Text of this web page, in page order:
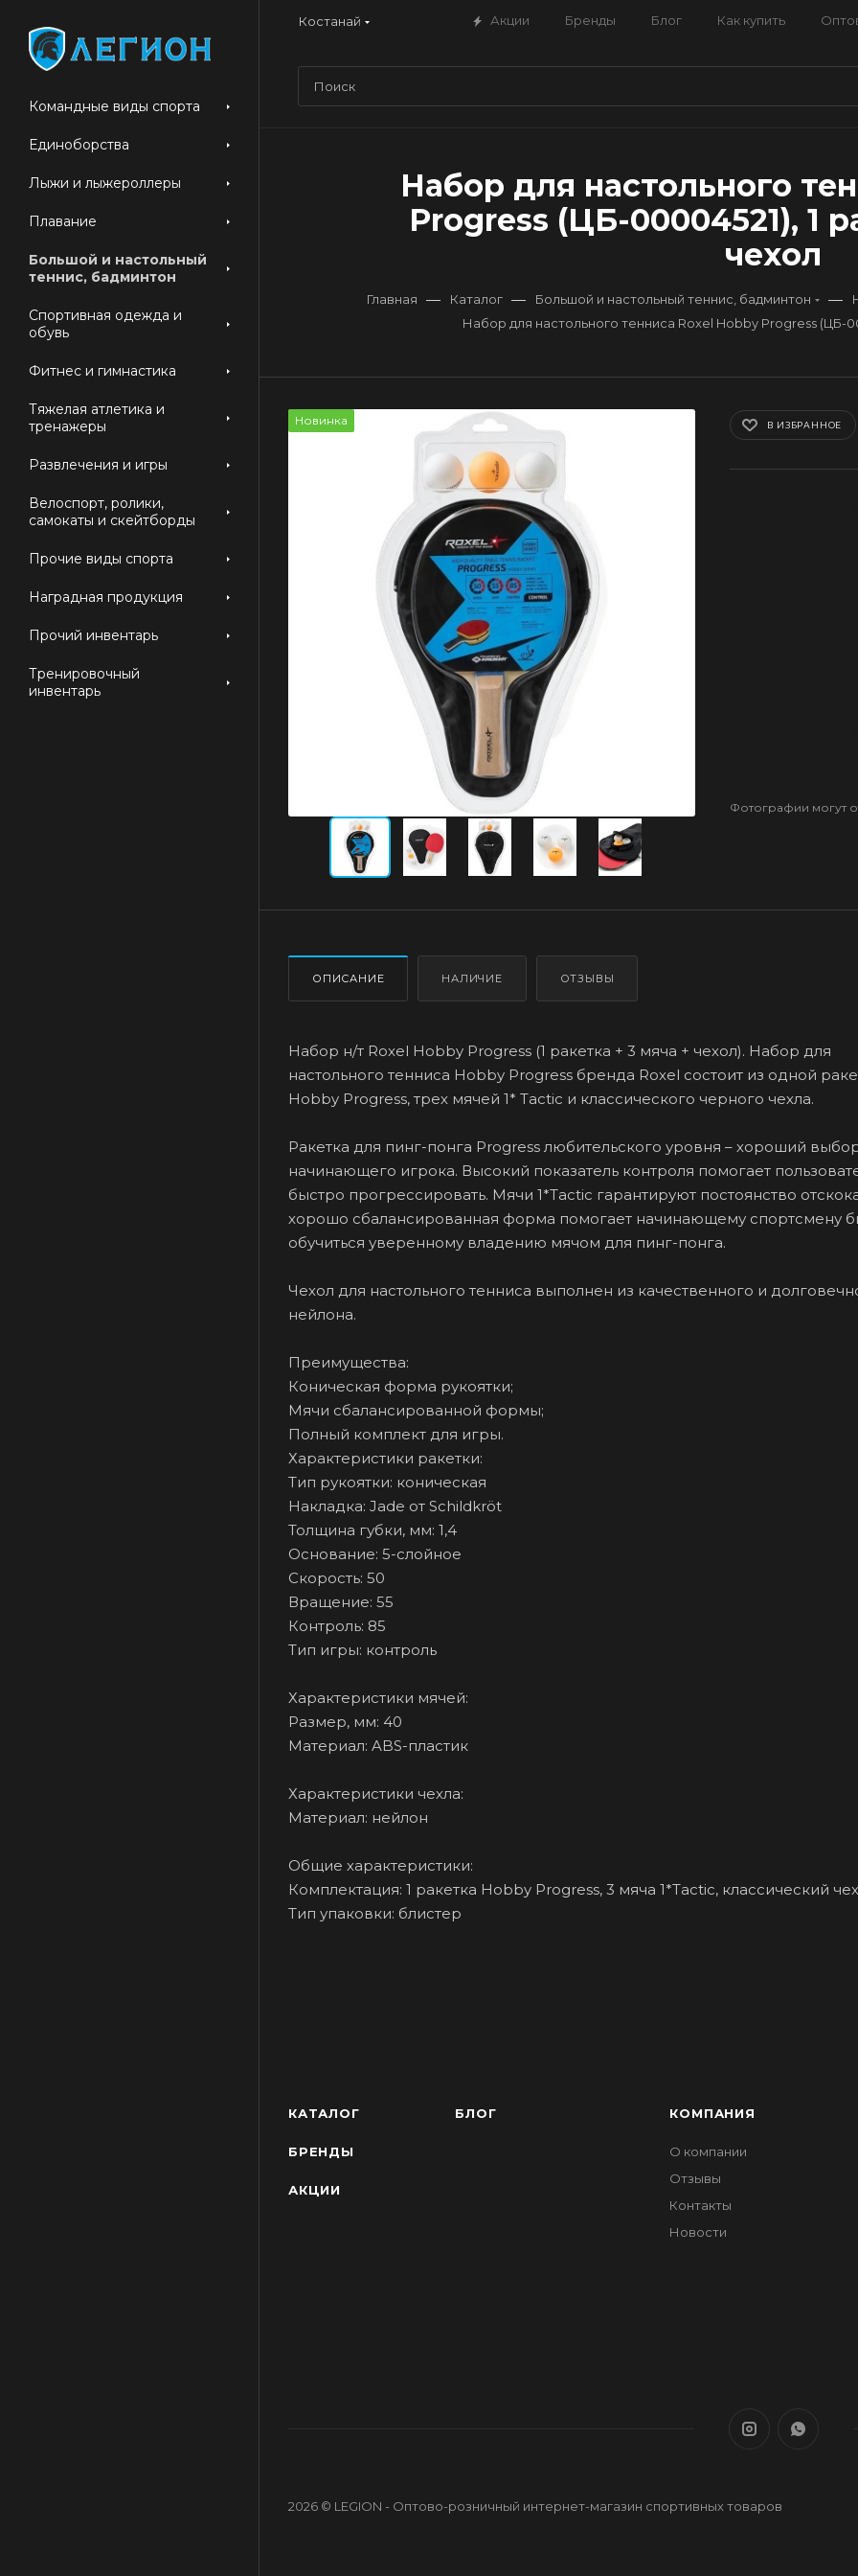
Костанай Акции Бренды Блог Как купить
Командные виды спорта
Единоборства
Лыжи и лыжероллеры
Плавание
Большой и настольный
теннис, бадминтон
Спортивная одежда и
обувь
Фитнес и гимнастика
Тяжелая атлетика и
тренажеры
Развлечения и игры
Велоспорт, ролики,
самокаты и скейтборды
Прочие виды спорта
Наградная продукция
Прочий инвентарь
Тренировочный
инвентарь
Набор для настольного
Progress (ЦБ-00004521), 1
чехол
Главная — Каталог — Большой и настольный теннис, бадминтон —
Набор для настольного тенниса Roxel Hobby Progress (ЦБ-
Новинка В ИЗБРАННОЕ
Фотографии могут
ОПИСАНИЕ НАЛИЧИЕ ОТЗЫВЫ
Набор н/т Roxel Hobby Progress (1 ракетка + 3 мяча + чехол). Набор для
настольного тенниса Hobby Progress бренда Roxel состоит из одной
Hobby Progress, трех мячей 1* Tactic и классического черного чехла.
Ракетка для пинг-понга Progress любительского уровня – хороший
начинающего игрока. Высокий показатель контроля помогает
быстро прогрессировать. Мячи 1*Tactic гарантируют постоянство
хорошо сбалансированная форма помогает начинающему спортсмену
обучиться уверенному владению мячом для пинг-понга.
Чехол для настольного тенниса выполнен из качественного и
нейлона.
Преимущества:
Коническая форма рукоятки;
Мячи сбалансированной формы;
Полный комплект для игры.
Характеристики ракетки:
Тип рукоятки: коническая
Накладка: Jade от Schildkröt
Толщина губки, мм: 1,4
Основание: 5-слойное
Скорость: 50
Вращение: 55
Контроль: 85
Тип игры: контроль
Характеристики мячей:
Размер, мм: 40
Материал: ABS-пластик
Характеристики чехла:
Материал: нейлон
Общие характеристики:
Комплектация: 1 ракетка Hobby Progress, 3 мяча 1*Tactic, классический
Тип упаковки: блистер
КАТАЛОГ
БРЕНДЫ
АКЦИИ
БЛОГ КОМПАНИЯ
О компании
Отзывы
Контакты
Новости
2026 © LEGION - Оптово-розничный интернет-магазин спортивных товаров